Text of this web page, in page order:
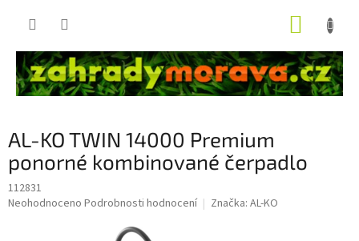
AL-KO TWIN 14000 Premium
ponorné kombinované čerpadlo
112831
Průměrné
Neohodnoceno Podrobnosti hodnocení Značka: AL-KO